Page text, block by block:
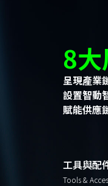
8
呈現產業
設置智動
賦能供應
工具與配
Tools &